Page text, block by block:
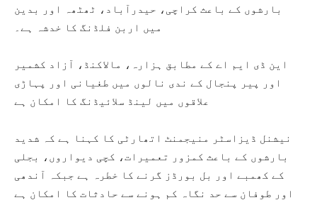
بارشوں کے باعث کراچی، حیدرآباد، ٹھٹھہ اور بدین
میں اربن فلڈنگ کا خدشہ ہے۔
این ڈی ایم اے کے مطابق ہزارہ، مالاکنڈ، آزاد کشمیر
اور پیر پنجال کے ندی نالوں میں طغیانی اور پہاڑی
علاقوں میں لینڈ سلائیڈنگ کا امکان ہے
نیشنل ڈیزاسٹر منیجمنٹ اتھارٹی کا کہنا ہے کہ شدید
بارشوں کے باعث کمزور تعمیرات، کچی دیواروں، بجلی
کے کھمبے اور بل بورڈز گرنے کا خطرہ ہے جبکہ آندھی
اور طوفان سے حد نگاہ کم ہونے سے حادثات کا امکان ہے